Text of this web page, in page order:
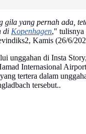
gila yang pernah ada,
di Kopenhagen," tulisnya
Kamis (26/6/
unggahan di Insta
Internasional
tertera dalam
tersebut..